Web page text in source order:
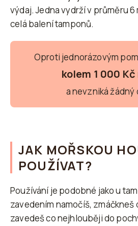
výdaj. Jedna vydrží v průměru 6
celá balení tamponů.
Oproti jednorázovým
kolem 1 000
a nevzniká žádný
JAK MOŘSKOU
POUŽÍVAT?
Používání je podobné jako u
zavedením namočíš, zmáčkneš
zavedeš co nejhlouběji do